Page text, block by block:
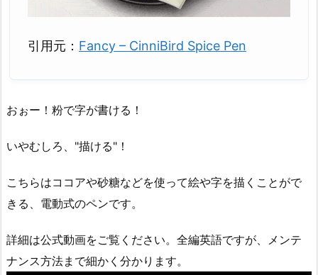
引用元： Fancy – CinniBird Spice Pen
おぉー！粉で字が書ける！
いやむしろ、"描ける"！
こちらはココアや砂糖などを使って絵や字を描くことがで
きる、電動式のペンです。
詳細は公式動画をご覧ください。全編英語ですが、メンテ
ナンス方法まで細かく分かります。